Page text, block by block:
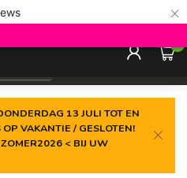
×
0
13 JULI TOT EN
VAKANTIE / GESLOTEN!
< BIJ UW